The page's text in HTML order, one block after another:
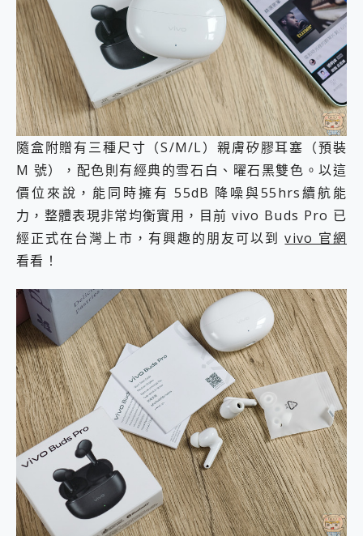
隨盒附贈有三種尺寸（S/M/L）親膚矽膠耳塞（預裝
M 號），配色則有經典的雪石白、曜石黑雙色。以這
價位來說，能同時擁有 55dB 降噪與55hrs續航能
力，整體表現非常均衡實用，目前 vivo Buds Pro 已
經正式在台灣上市，有興趣的朋友可以到vivo 官網
看看！